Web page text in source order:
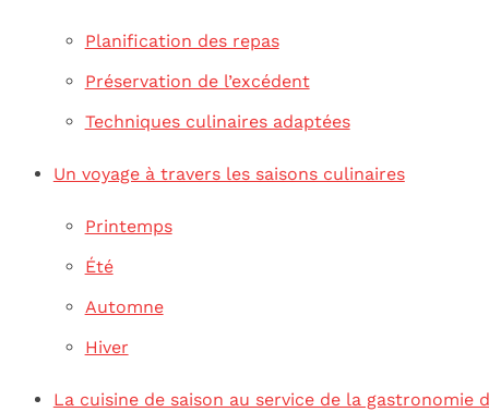
Planification des repas
Préservation de l’excédent
Techniques culinaires adaptées
Un voyage à travers les saisons culinaires
Printemps
Été
Automne
Hiver
La cuisine de saison au service de la gastronomie